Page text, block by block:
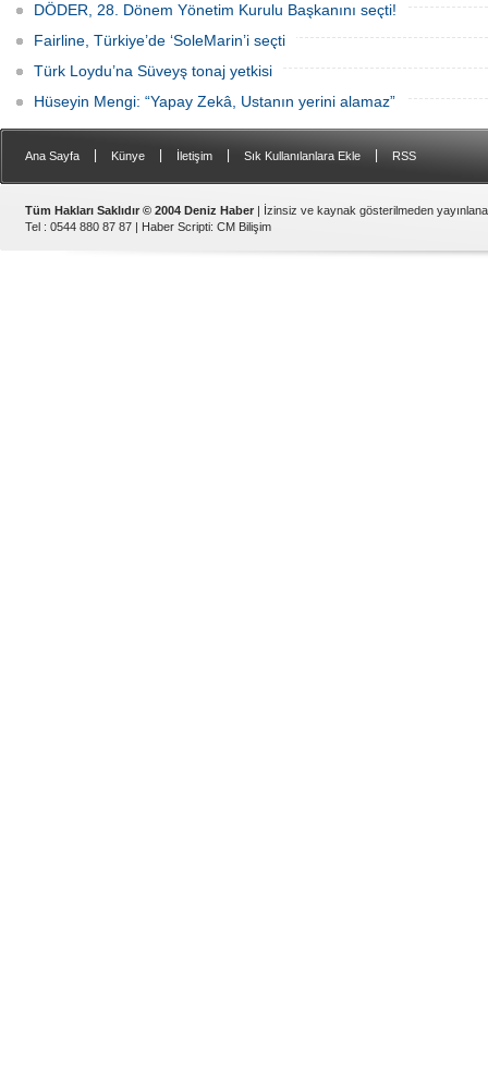
DÖDER, 28. Dönem Yönetim Kurulu Başkanını seçti!
Fairline, Türkiye’de ‘SoleMarin’i seçti
Türk Loydu’na Süveyş tonaj yetkisi
Hüseyin Mengi: “Yapay Zekâ, Ustanın yerini alamaz”
Ana Sayfa Künye İletişim Sık Kullanılanlara Ekle RSS
Tüm Hakları Saklıdır © 2004 Deniz Haber | İzinsiz ve kaynak gösterilmeden
Tel : 0544 880 87 87 | Haber Scripti: CM Bilişim